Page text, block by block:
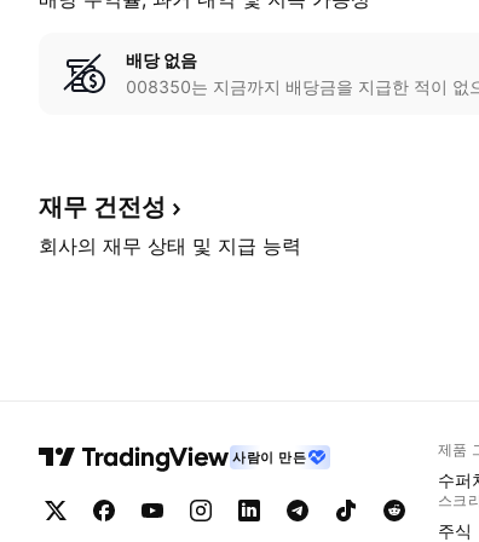
배당 없음
008350는 지금까지 배당금을 지급한 적이 없
재무 건전성
회사의 재무 상태 및 지급 능력
사람이 만든 제품
수퍼
스크
주식